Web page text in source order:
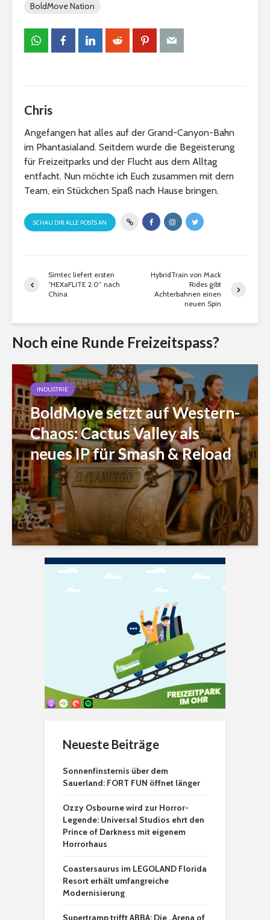
BoldMove Nation
Chris
Angefangen hat alles auf der Grand-Canyon-Bahn
im Phantasialand. Seitdem wurde die Begeisterung
für Freizeitparks und der Flucht aus dem Alltag
entfacht. Nun möchte ich Euch zusammen mit dem
Team, ein Stückchen Spaß nach Hause bringen.
SCHAU DIR ALLE POSTS AN
Simtec liefert ersten
“HEXaFLITE 2.0” nach
China
HybridTrain von Mack
Rides gibt
Achterbahnen einen
neuen Spin
Noch eine Runde Freizeitspass?
INDUSTRIE
BoldMove setzt auf Western-
Chaos: Cactus Valley als
neues IP für Smash & Reload
Neueste Beiträge
Sonnenfinsternis über dem
Sauerland: FORT FUN öffnet länger
Ozzy Osbourne wird zur Horror-
Legende: Universal Studios ehrt den
Prince of Darkness mit eigenem
Horrorhaus
Coastersaurus im LEGOLAND Florida
Resort erhält umfangreiche
Modernisierung
Supertramp trifft ABBA: Die „Arena of